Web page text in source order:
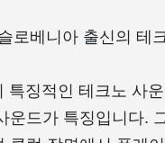
로베니아 출신의 테
특징적인 테크노 사
운드가 특징입니다.